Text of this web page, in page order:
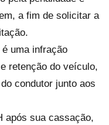
a fim de solicitar a
uma infração
retenção do veículo,
condutor junto aos
após sua cassação,